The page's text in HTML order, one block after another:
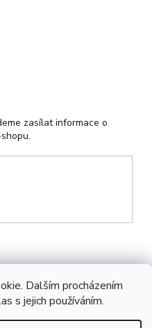
Dalším procházením
s jejich používáním.
zasílat informace o